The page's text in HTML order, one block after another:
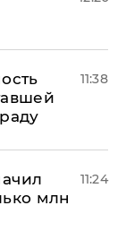
11:38
млн
11:24